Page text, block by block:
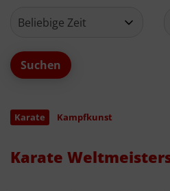
Karate Kampfkunst
Karate